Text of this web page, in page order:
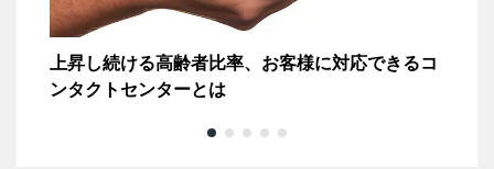
上昇し続ける高齢者比率、お客様に対応できるコ
ンタクトセンターとは